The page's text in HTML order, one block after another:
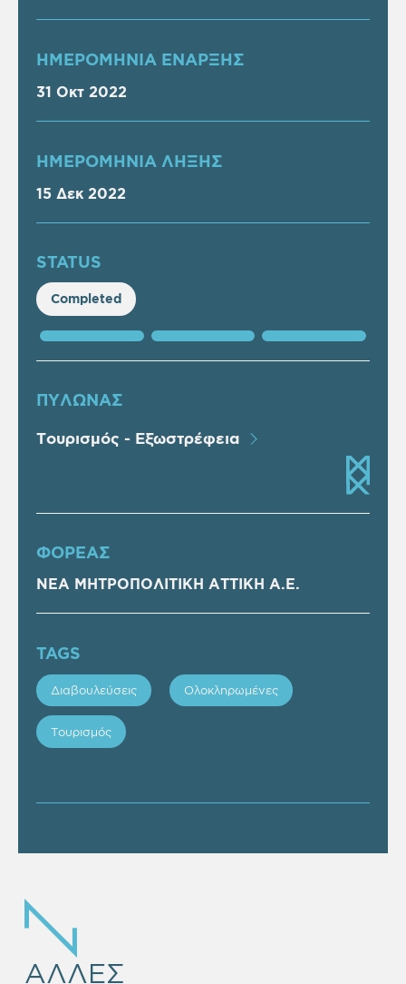
ΗΜΕΡΟΜΗΝΙΑ ΕΝΑΡΞΗΣ
31 Οκτ 2022
ΗΜΕΡΟΜΗΝΙΑ ΛΗΞΗΣ
15 Δεκ 2022
STATUS
Completed
ΠΥΛΩΝΑΣ
Τουρισμός - Εξωστρέφεια
ΦΟΡΕΑΣ
ΝΕΑ ΜΗΤΡΟΠΟΛΙΤΙΚΗ ΑΤΤΙΚΗ Α.Ε.
TAGS
Διαβουλεύσεις Ολοκληρωμένες
Τουρισμός
ΑΛΛΕΣ